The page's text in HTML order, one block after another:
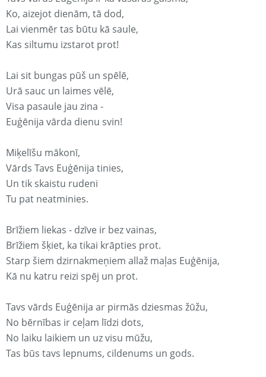
Ko, aizejot dienām, tā dod,
Lai vienmēr tas būtu kā saule,
Kas siltumu izstarot prot!
Lai sit bungas pūš un spēlē,
Urā sauc un laimes vēlē,
Visa pasaule jau zina -
Euģēnija vārda dienu svin!
Miķelīšu mākonī,
Vārds Tavs Euģēnija tinies,
Un tik skaistu rudeni
Tu pat neatminies.
Brīžiem liekas - dzīve ir bez vainas,
Brīžiem šķiet, ka tikai krāpties prot.
Starp šiem dzirnakmeņiem allaž maļas Euģēnija,
Kā nu katru reizi spēj un prot.
Tavs vārds Euģēnija ar pirmās dziesmas žūžu,
No bērnības ir ceļam līdzi dots,
No laiku laikiem un uz visu mūžu,
Tas būs tavs lepnums, cildenums un gods.